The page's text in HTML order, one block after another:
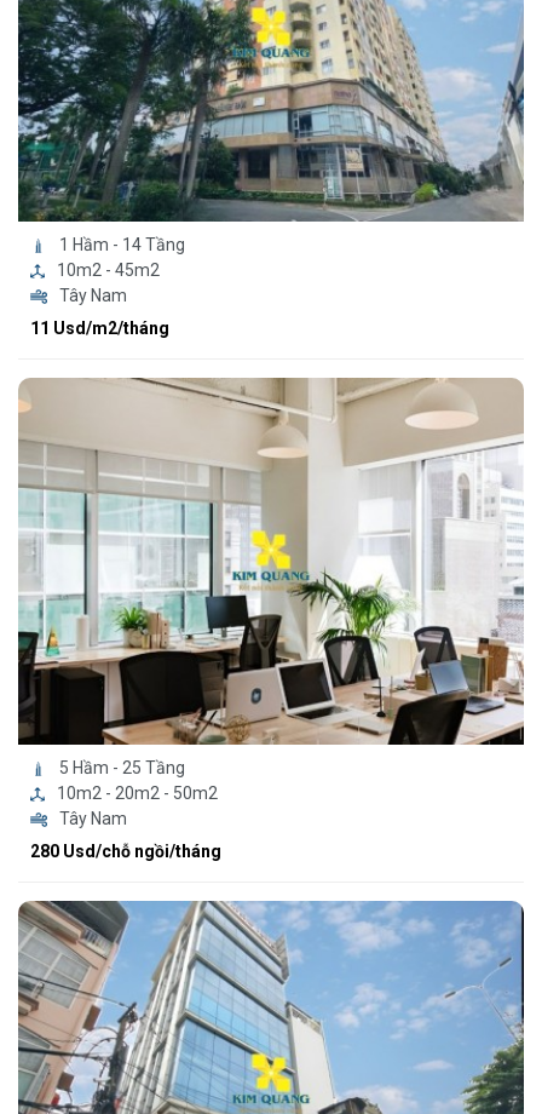
1 Hầm - 14 Tầng
10m2 - 45m2
Tây Nam
11 Usd/m2/tháng
5 Hầm - 25 Tầng
10m2 - 20m2 - 50m2
Tây Nam
280 Usd/chỗ ngồi/tháng